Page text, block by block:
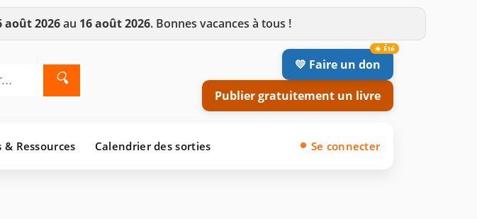
août 2026au 16 août 2026. Bonnes vacances à tous !
🔍
💛 Faire un don
Publier gratuitement un livre
& Ressources Calendrier des sorties Se connecter